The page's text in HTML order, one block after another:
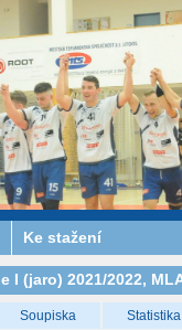
Ke stažení
(jaro) 2021/2022,
Soupiska Statistika